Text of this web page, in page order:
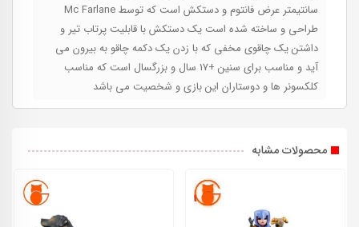
سانتیمتر عرض فانتوم و دستکش است که توسط Mc Farlane
طراحی و ساخته شده است یک دستکش با قابلیت پرتاب تیر و
داشتن یک چاقوی مخفی که با زدن یک دکمه چاقو به بیرون می
آید و مناسب برای سنین +17 سال و بزرگسال است که مناسب
کلکسونر ها و دوستاران این بازی و شخصیت می باشد
محصولات مشابه